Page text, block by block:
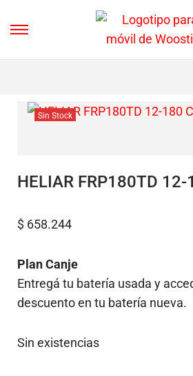
Sin Stock
HELIAR FRP180TD
$ 658.244
Plan Canje
Entregá tu batería usada y
descuento en tu batería nueva.
Sin existencias